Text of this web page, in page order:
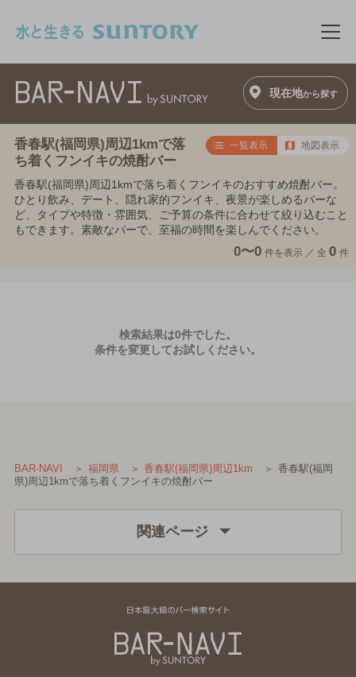
メ
現在地から探す
香春駅(福岡県)周辺1kmで落
ち着くフンイキの焼酎バー
一覧表示 地図表示
香春駅(福岡県)周辺1kmで落ち着くフンイキのおすすめ焼酎バー。
ひとり飲み、デート、隠れ家的フンイキ、夜景が楽しめるバーな
ど、タイプや特徴・雰囲気、ご予算の条件に合わせて絞り込むこと
もできます。素敵なバーで、至福の時間を楽しんでください。
0〜0 件を表示 ／ 全 0 件
検索結果は0件でした。
条件を変更してお試しください。
BAR-NAVI 福岡県 香春駅(福岡県)周辺1km
香春駅(福岡
県)周辺1kmで落ち着くフンイキの焼酎バー
関連ページ